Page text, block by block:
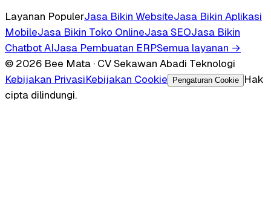
Layanan PopulerJasa Bikin WebsiteJasa Bikin Aplikasi
MobileJasa Bikin Toko OnlineJasa SEOJasa Bikin
Chatbot AIJasa Pembuatan ERPSemua layanan →
© 2026 Bee Mata · CV Sekawan Abadi Teknologi
Kebijakan PrivasiKebijakan Cookie Pengaturan Cookie
Hak
cipta dilindungi.